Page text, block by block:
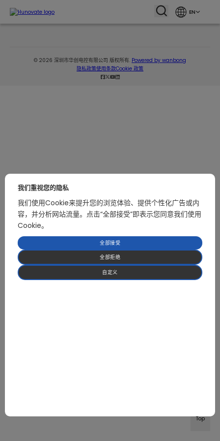
EN
© 2026 深圳市华创电控有限公司 版权所有. Powered by wanbong
隐私政策使用条款Cookie 政策
Top
我们重视您的隐私
我们使用Cookie来提升您的浏览体验、提供个性化广告或内
容，并分析网站流量。点击“全部接受”即表示您同意我们使用
Cookie。
自定义
全部拒绝
全部接受